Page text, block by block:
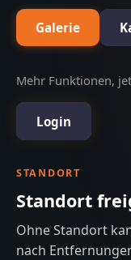
Galerie
Mehr Funktionen,
Login
STANDORT
Standort
Ohne Standort
nach